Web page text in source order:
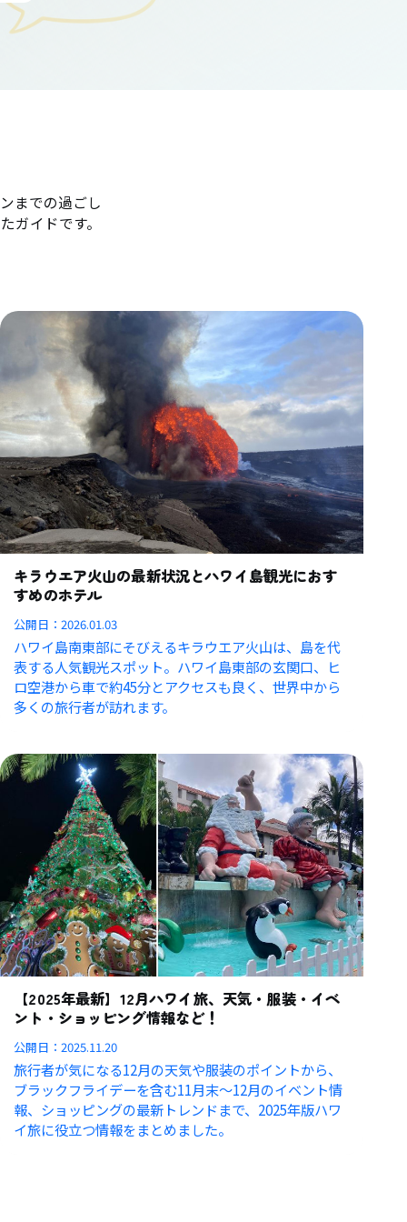
までの過ごし
ガイドです。
キラウエア火山の最新状況とハワイ島観光におす
すめのホテル
公開日：2026.01.03
ハワイ島南東部にそびえるキラウエア火山は、島を代
表する人気観光スポット。ハワイ島東部の玄関口、ヒ
ロ空港から車で約45分とアクセスも良く、世界中から
多くの旅行者が訪れます。
【2025年最新】12月ハワイ旅、天気・服装・イベ
ント・ショッピング情報など！
公開日：2025.11.20
旅行者が気になる12月の天気や服装のポイントから、
ブラックフライデーを含む11月末〜12月のイベント情
報、ショッピングの最新トレンドまで、2025年版ハワ
イ旅に役立つ情報をまとめました。